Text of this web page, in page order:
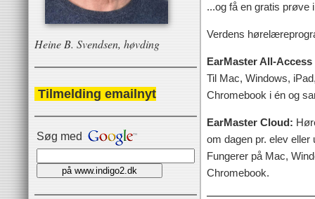
Heine B. Svendsen, høvding
Tilmelding emailnyt
Søg med
...og få en gratis prøve
Verdens
EarMaster All-
Til Mac, Windows,
Chromebook i én og
EarMaster Cloud:
om dagen pr. elev eller
Fungerer på Mac,
Chromebook.